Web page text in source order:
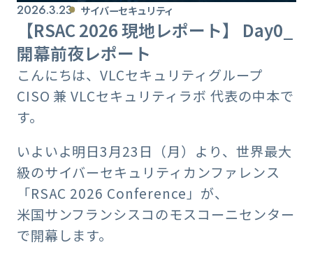
2026.3.23 サイバーセキュリティ
【RSAC 2026 現地レポート】 Day0_
開幕前夜レポート
こんにちは、VLCセキュリティグループ
CISO 兼 VLCセキュリティラボ 代表の中本で
す。
いよいよ明日3月23日（月）より、世界最大
級のサイバーセキュリティカンファレンス
「RSAC 2026 Conference」が、
米国サンフランシスコのモスコーニセンター
で開幕します。